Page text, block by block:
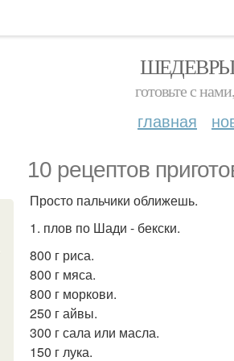
готовьте с
главная
10 рецептов
Просто пальчики оближешь.
1. плов по Шади - бекски.
800 г риса.
800 г мяса.
800 г моркови.
250 г айвы.
300 г сала или масла.
150 г лука.